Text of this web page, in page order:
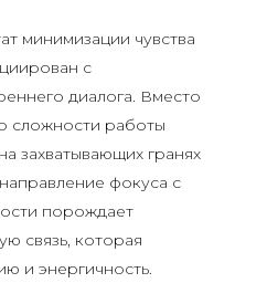
минимизации чувства
с
диалога. Вместо
сложности работы
захватывающих гранях
фокуса с
порождает
связь, которая
и энергичность.